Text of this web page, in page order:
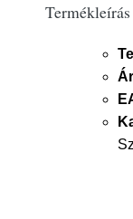
Termékleírás